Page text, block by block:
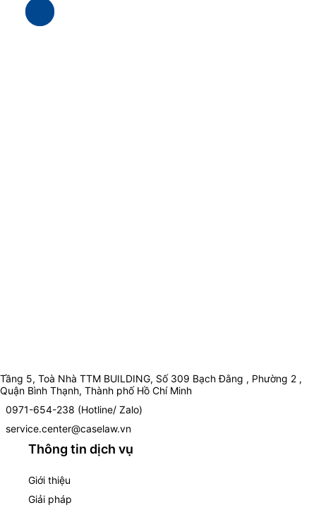
Tầng 5, Toà Nhà TTM BUILDING, Số 309 Bạch Đằng , Phường 2 ,
Quận Bình Thạnh, Thành phố Hồ Chí Minh
0971-654-238 (Hotline/ Zalo)
service.center@caselaw.vn
Thông tin dịch vụ
Giới thiệu
Giải pháp